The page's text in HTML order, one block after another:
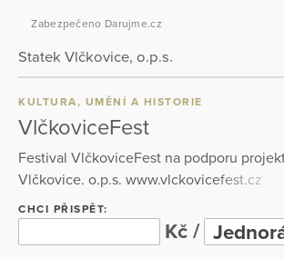
Zabezpečeno Darujme.cz
Statek Vlčkovice, o.p.s.
KULTURA, UMĚNÍ A HISTORIE
VlčkoviceFest
Festival VlčkoviceFest na podporu
Vlčkovice. o.p.s. www.vlckovicefest.cz
CHCI PŘISPĚT:
Kč /